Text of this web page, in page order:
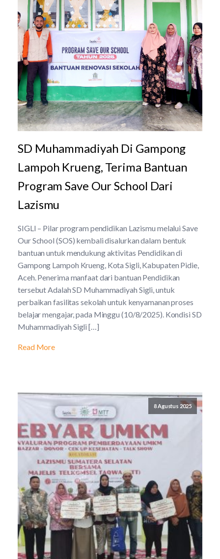
SD Muhammadiyah Di Gampong
Lampoh Krueng, Terima Bantuan
Program Save Our School Dari
Lazismu
SIGLI – Pilar program pendidikan Lazismu melalui Save
Our School (SOS) kembali disalurkan dalam bentuk
bantuan untuk mendukung aktivitas Pendidikan di
Gampong Lampoh Krueng, Kota Sigli, Kabupaten Pidie,
Aceh. Penerima manfaat dari bantuan Pendidikan
tersebut Adalah SD Muhammadiyah Sigli, untuk
perbaikan fasilitas sekolah untuk kenyamanan proses
belajar mengajar, pada Minggu (10/8/2025). Kondisi SD
Muhammadiyah Sigli […]
Read More
8 Agustus 2025